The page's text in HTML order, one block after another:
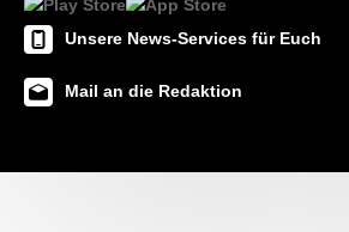
Unsere News-Services für Euch
Mail an die Redaktion